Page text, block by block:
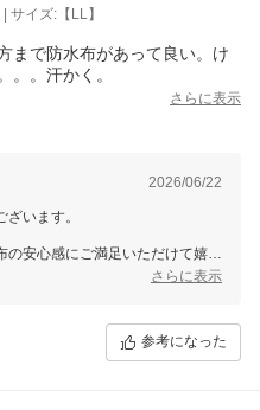
サイズ:【LL】
まで防水布があって良い。け
。。汗かく。
さらに表示
2026/06/22
います。
安心感にご満足いただけて嬉し
後の参考とさせていただきます。
さらに表示
参考になった